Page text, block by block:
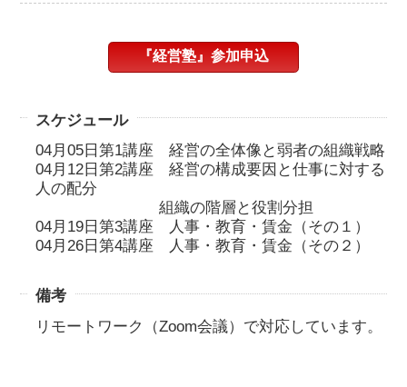
『経営塾』参加申込
スケジュール
04月05日第1講座 経営の全体像と弱者の組織戦略
04月12日第2講座 経営の構成要因と仕事に対する
人の配分
組織の階層と役割分担
04月19日第3講座 人事・教育・賃金（その１）
04月26日第4講座 人事・教育・賃金（その２）
備考
リモートワーク（Zoom会議）で対応しています。